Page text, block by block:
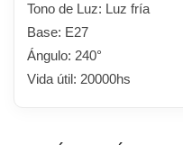
Tono de Luz: Luz fría
Base: E27
Ángulo: 240°
Vida útil: 20000hs